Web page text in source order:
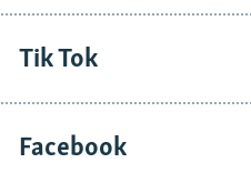
Tik Tok
Facebook